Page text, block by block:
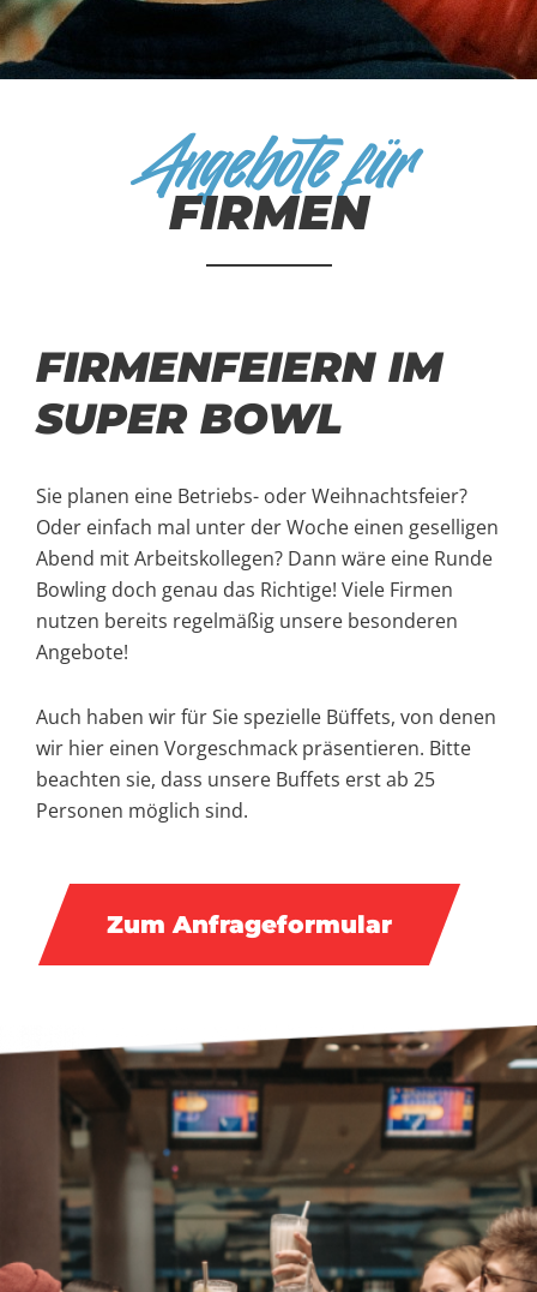
Angebote für
FIRMEN
FIRMENFEIERN IM
SUPER BOWL
Sie planen eine Betriebs- oder Weihnachtsfeier?
Oder einfach mal unter der Woche einen geselligen
Abend mit Arbeitskollegen? Dann wäre eine Runde
Bowling doch genau das Richtige! Viele Firmen
nutzen bereits regelmäßig unsere besonderen
Angebote!
Auch haben wir für Sie spezielle Büffets, von denen
wir hier einen Vorgeschmack präsentieren. Bitte
beachten sie, dass unsere Buffets erst ab 25
Personen möglich sind.
Zum Anfrageformular